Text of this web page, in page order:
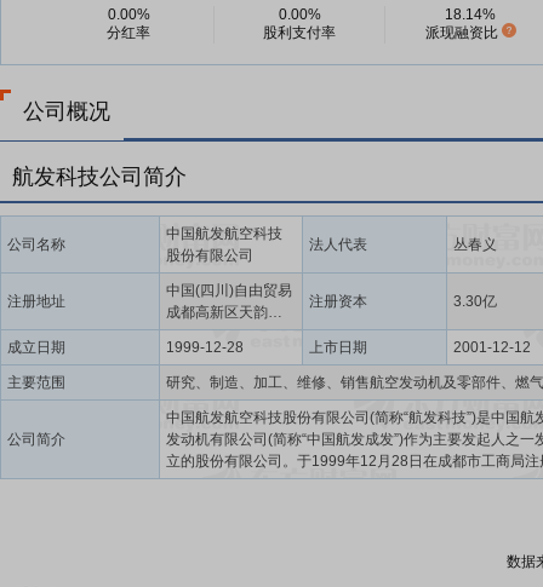
0.00%
分红率
0.00%
股利支付率
18.14%
派现融资比
公司概况
航发科技公司简介
公司名称
中国航发航空科技
股份有限公司
法人代表 丛春义
注册地址
中国(四川)自由贸易
成都高新区天韵路
150号1栋9楼901号
注册资本 3.30亿
成立日期 1999-12-28 上市日期 2001-12-12
主要范围
公司简介
中国航发航空科技股份有限公司(简称“航发科技”)是中国航
发动机有限公司(简称“中国航发成发”)作为主要发起人之一
立的股份有限公司。于1999年12月28日在成都市工商局注
记。公司厂区位于“天府之国”——成都。公司股票于2001
证,以及热处理、焊接、无损检测、化学处理、涂层和非传
数据